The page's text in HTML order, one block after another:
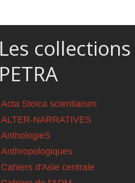
Les collections
PETRA
Acta Stoica scientiarum
ALTER-NARRATIVES
AnthologieS
Anthropologiques
Cahiers d'Asie centrale